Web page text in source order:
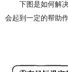
下图是如何解
会起到一定的帮助作